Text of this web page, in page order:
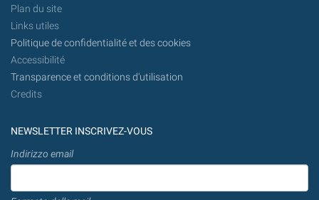
Plan du site
Links utiles
Politique de confidentialité et des cookies
Accessibilité
Transparence et conditions d'utilisation
Credits
NEWSLETTER INSCRIVEZ-VOUS
Indirizzo email